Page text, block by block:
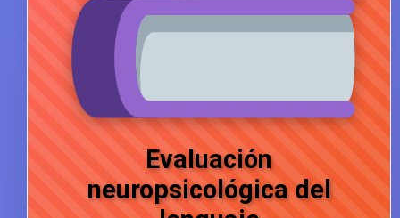
Evaluación
neuropsicológica del